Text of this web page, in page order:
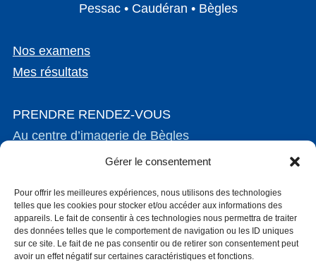
Gérer le consentement
Pour offrir les meilleures expériences, nous utilisons des technologies
telles que les cookies pour stocker et/ou accéder aux informations des
appareils. Le fait de consentir à ces technologies nous permettra de traiter
des données telles que le comportement de navigation ou les ID uniques
sur ce site. Le fait de ne pas consentir ou de retirer son consentement peut
avoir un effet négatif sur certaines caractéristiques et fonctions.
Pessac • Caudéran • Bègles
Nos examens
Mes résultats
PRENDRE RENDEZ-VOUS
Au centre d’imagerie de Bègles
Au centre d’imagerie de Bordeaux Caudéran
Mentions légales
Politique de confidentialité